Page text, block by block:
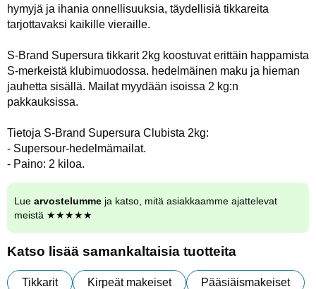
hymyjä ja ihania onnellisuuksia, täydellisiä tikkareita
tarjottavaksi kaikille vieraille.
S-Brand Supersura tikkarit 2kg koostuvat erittäin happamista
S-merkeistä klubimuodossa. hedelmäinen maku ja hieman
jauhetta sisällä. Mailat myydään isoissa 2 kg:n
pakkauksissa.
Tietoja S-Brand Supersura Clubista 2kg:
- Supersour-hedelmämailat.
- Paino: 2 kiloa.
Lue arvostelumme ja katso, mitä asiakkaamme ajattelevat
meistä ★★★★★
Katso lisää samankaltaisia tuotteita
Tikkarit Kirpeät makeiset Pääsiäismakeiset